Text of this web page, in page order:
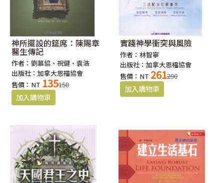
神所擺設的筵席：陳賜章
醫生傳記
作者：劉慕協、祝健、袁浩
出版社：加拿大恩福協會
售價：NT 135150
實踐神學衝突與風險
作者：林智寧
出版社：加拿大恩福協會
售價：NT 261290